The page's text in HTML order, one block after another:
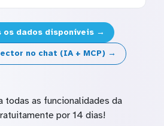
os dados disponíveis →
no chat (IA + MCP) →
todas as funcionalidades da
por 14 dias!